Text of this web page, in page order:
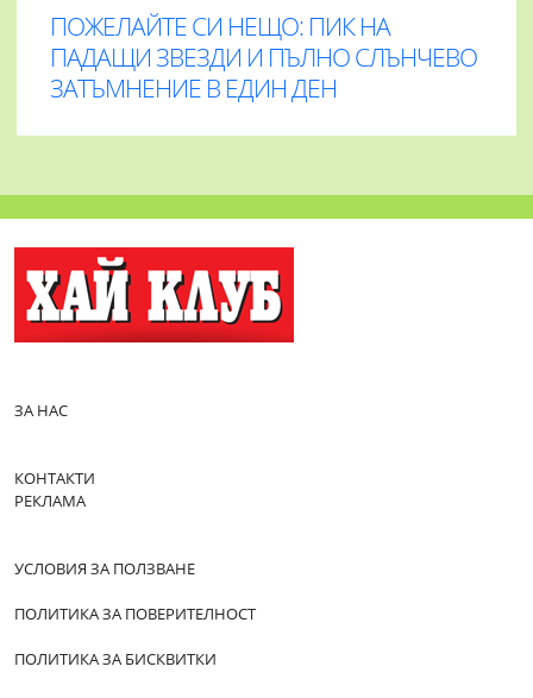
ПОЖЕЛАЙТЕ СИ НЕЩО: ПИК НА
ПАДАЩИ ЗВЕЗДИ И ПЪЛНО СЛЪНЧЕВО
ЗАТЪМНЕНИЕ В ЕДИН ДЕН
ЗА НАС
КОНТАКТИ
РЕКЛАМА
УСЛОВИЯ ЗА ПОЛЗВАНЕ
ПОЛИТИКА ЗА ПОВЕРИТЕЛНОСТ
ПОЛИТИКА ЗА БИСКВИТКИ